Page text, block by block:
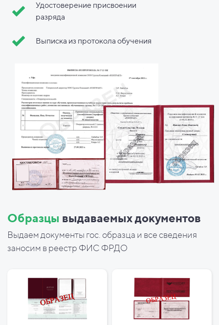
Удостоверение присвоении
разряда
Выписка из протокола обучения
Образцы выдаваемых документов
Выдаем документы гос. образца и все сведения
заносим в реестр ФИС ФРДО